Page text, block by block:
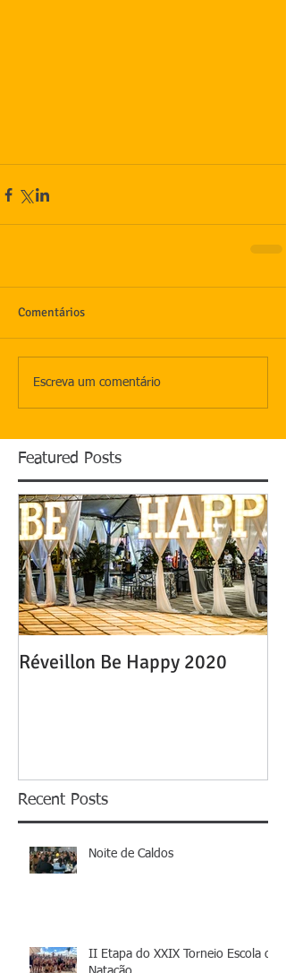
Comentários
Escreva um comentário
Featured Posts
Réveillon Be Happy 2020
Recent Posts
Noite de Caldos
II Etapa do XXIX Torneio Escola de